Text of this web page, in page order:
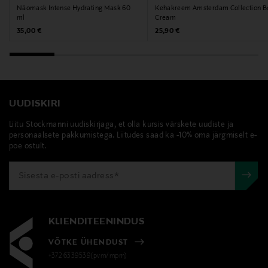
Näomask Intense Hydrating Mask 60
ml
Original Price
35,00 €
Kehakreem Amsterdam Collection
Cream
Original Price
25,90 €
UUDISKIRI
Liitu Stockmanni uudiskirjaga, et olla kursis värskete uudiste ja
personaalsete pakkumistega. Liitudes saad ka -10% oma järgmiselt e-
poe ostult.
KLIENDITEENINDUS
VÕTKE ÜHENDUST
+372 6339539(pvm/mpm)